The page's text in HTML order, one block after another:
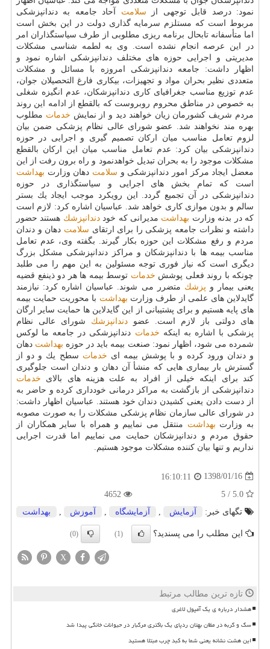
نمود: درصد قابل توجهی از سلامت آحاد جامعه به دندانپزشكی
مربوط است كه مستلزم سرمایه گذاری دولت در این بخش است
اما متأسفانه تابحال برنامه ریزی مطلوبی از طرف سیاستگذاران امر
در این عرصه انجام نشده است. وی به لطمه شناسی مشكلات
مدیریتی و اجرایی حوزه های مختلف دندانپزشكی اشاره نمود و
اظهار داشت: جامعه دندانپزشكی امروزه با مسائل و مشكلات
متعددی نظیر بحران مواد و تجهیزات، بیكاری فارغ التحصیلان جوان،
عدم توزیع مناسب جغرافیای كاری دندانپزشكان، عدم انگیزه شغلی
به خصوص در مناطق محروم روبروست كه بالقطع از ادامه این روند
مردم شریف كشورمان زیان خواهند دید و از نمایش خدمات مطلوب
بهره مند نخواهند شد. عضو شورای عالی نظام پزشكی ضمن بیان
لزوم تعامل مناسب میان اركان تصمیم گیری و اجرایی در حوزه
دندانپزشكی بیان كرد: عدم تعامل مناسب میان این اركان بالقطع
مشكلات موجود را به بحران تبدیل خواهدنمود و راه برون رفت از این
معضل ایجاد مركز امور دندانپزشكی و سلامت دهان وزارت بهداشت
است كه تمام بخش های اجرایی و سیاستگذاری در حوزه
دندانپزشكی در آن تجمیع گردد. این رویكرد موجب ایجاد یك بستر
سالم و بدون موازی كاری خواهد شد. عباسیان اشاره كرد: لازم است
كه در بدنه وزارت بهداشت مدیرانی كه خوددندانپزشك هستند حضور
داشته و نظرات جامعه پزشكی را برای ارتقای سلامت دهان و دندان
مردم و رفع مشكلات این حوزه بكار گیرند. بگفته وی، عدم تعامل
مناسب بیمه ها با دندانپزشكان و مراكز دندانپزشكی مشكل بزرگ
دیگری است كه نیاز فوری توجه مسئولین به این مهم را می طلبد
چونكه با روند فعلی پوشش خدمات توسط بیمه ها هر دو ذینفع قضیه
یعنی بیمار و پزشك متضرر می شوند. عباسیان اشاره كرد: نیازمند
گایدلاین های علمی از طرف وزارت بهداشت با محوریت حمایت بیمه
های پایه هستیم و برای پشتیبانی از این گایدلاین ها حمایت سایر ارگان
های دولتی باز لازم است. عضو دندانپزشك شورای عالی نظام
پزشكی با اشاره به اینكه خدمات دندانپزشكی در جامعه ما لوكس
شمرده می شود، اظهار نمود: صنعت بیمه باید در حوزه بهداشت دهان
و دندان ورود كرده و با پوشش بیمه ای خدمات سطح یك و دو از
گسترش بار بیماری هایی كه منشأ آن دهان و دندان است جلوگیری
كند برای اینكه خیلی از افراد به علت هزینه های بالای خدمات
دندانپزشكی از بازگشت به مراكز درمانی خودداری كرده و حاضر به
از دست دادن یعنی كشیدن دندان خود هستند. عباسیان اظهار داشت:
در شورای عالی سازمان نظام پزشكی مشكلات را به صورت مصوبه
به وزارت بهداشت منتقل می نماییم و همراه با سایر همكاران از
حقوق مردم و دندانپزشكان حمایت می نماییم اما قدرت اجرایی
نداریم و تنها بیان كننده مشكلات موجود هستیم.
1398/01/16
16:10:11
تگهای خبر:
آزمایش آزمایشگاه آموزش بهداشت
این مطلب را می پسندید؟ (1)
(0)
X
تازه ترین مطالب مرتبط
هشدار درباره ی یک آمپول لاغری
سگ و گربه در مظان بهتان ردپای یک باکتری مرگبار در حیوانات خانگی پیدا شد
این هشت نشانه یعنی شما به کبد چرب مبتلا هستید